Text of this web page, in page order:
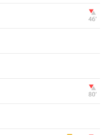
46‎’‎
80‎’‎